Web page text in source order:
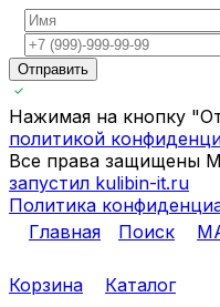
Отправить
Нажимая на кнопку
политикой
Все права защищены
запустил kulibin-it.ru
Политика
Главная
Поиск
Корзина Каталог